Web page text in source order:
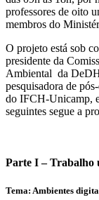
professores de oito
membros do
O projeto está sob
presidente da
Ambiental da
pesquisadora de
do IFCH-Unicamp,
seguintes segue a
Parte I – Trabalho
Tema: Ambientes